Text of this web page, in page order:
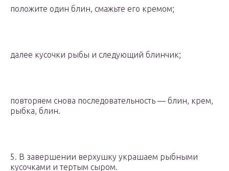
положите один блин, смажьте его кремом;
далее кусочки рыбы и следующий блинчик;
повторяем снова последовательность — блин, крем,
рыбка, блин.
5. В завершении верхушку украшаем рыбными
кусочками и тертым сыром.